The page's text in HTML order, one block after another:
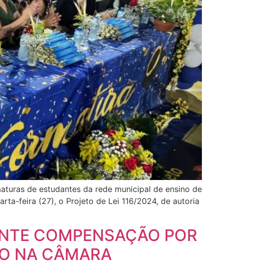
de estudantes da rede municipal de ensino de
feira (27), o Projeto de Lei 116/2024, de autoria
COMPENSAÇÃO POR
NA CÂMARA